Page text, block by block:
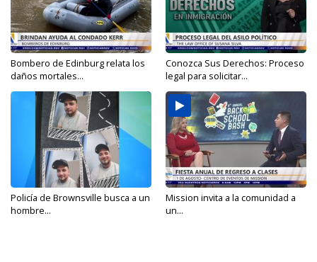
Bombero de Edinburg relata los
daños mortales...
Conozca Sus Derechos: Proceso
legal para solicitar...
Policía de Brownsville busca a un
hombre...
Mission invita a la comunidad a
un...